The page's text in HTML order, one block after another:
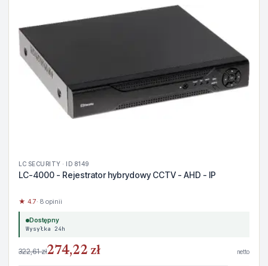
LC SECURITY · ID 8149
LC-4000 - Rejestrator hybrydowy CCTV - AHD - IP
★ 4.7· 8 opinii
Dostępny
Wysyłka 24h
322,61 zł274,22 zł netto